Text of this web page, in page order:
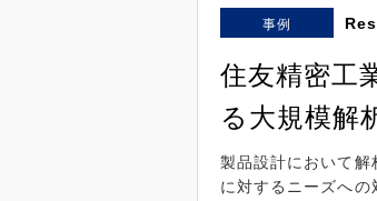
事例
住友精密工
る大規模解
製品設計において解
に対するニーズへ